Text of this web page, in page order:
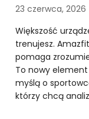
23 czerwca, 2026
Większość
trenujesz.
pomaga
To nowy
myślą o
którzy chcą